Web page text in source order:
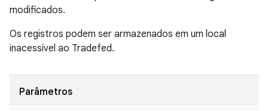
modificados.
Os registros podem ser armazenados em um local
inacessível ao Tradefed.
Parâmetros